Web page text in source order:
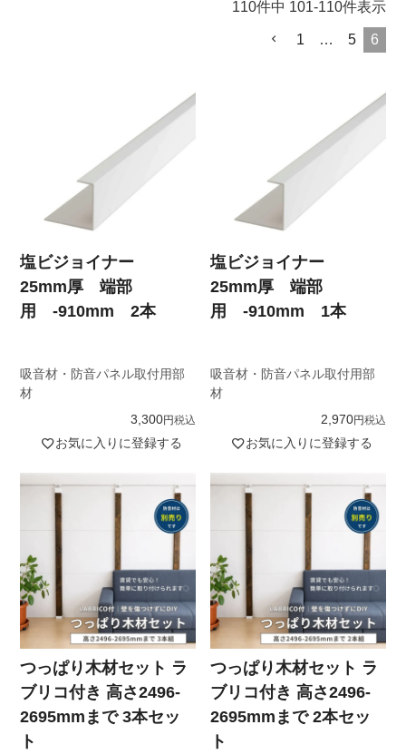
110件中 101-110件表示
1 … 5 6
吸音材・防音パネル取付用部
材
塩ビジョイナー
25mm厚 端部
用 -910mm 2本
3,300 税込
お気に入りに登録する
吸音材・防音パネル取付用部
材
塩ビジョイナー
25mm厚 端部
用 -910mm 1本
2,970 税込
お気に入りに登録する
つっぱり木材セット ラ
ブリコ付き 高さ2496-
2695mmまで 3本セッ
ト
つっぱり木材セット ラ
ブリコ付き 高さ2496-
2695mmまで 2本セッ
ト